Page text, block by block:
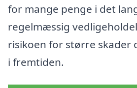
for mange penge i det
regelmæssig
risikoen for større skader
i fremtiden.